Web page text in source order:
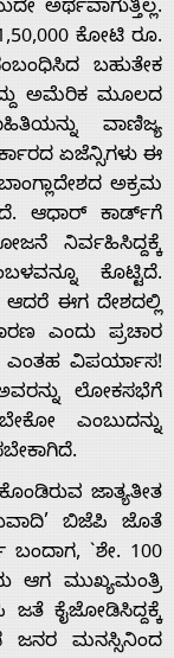
ಅರ್ಥವಾಗುತ್ತಿಲ್ಲ.
ಕೋಟಿ ರೂ.
ಬಹುತೇಕ
ಅಮೆರಿಕ ಮೂಲದ
ವಾಣಿಜ್ಯ
ಏಜೆನ್ಸಿಗಳು ಈ
ಅಕ್ರಮ
ಆಧಾರ್ ಕಾರ್ಡ್‌ಗೆ
ನಿರ್ವಹಿಸಿದ್ದಕ್ಕೆ
ಕೊಟ್ಟಿದೆ.
ಆದರೆ ಈಗ ದೇಶದಲ್ಲಿ
ಎಂದು ಪ್ರಚಾರ
ಎಂತಹ ವಿಪರ್ಯಾಸ!
ಲೋಕಸಭೆಗೆ
ಎಂಬುದನ್ನು
ಜಾತ್ಯತೀತ
ಬಿಜೆಪಿ ಜೊತೆ
`ಶೇ. 100
ಆಗ ಮುಖ್ಯಮಂತ್ರಿ
ಜತೆ ಕೈಜೋಡಿಸಿದ್ದಕ್ಕೆ
ಜನರ ಮನಸ್ಸಿನಿಂದ